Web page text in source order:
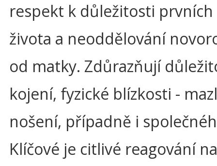
respekt k důležitosti
života a neoddělování
od matky. Zdůrazňují
kojení, fyzické blízkosti -
nošení, případně i
Klíčové je citlivé reagování